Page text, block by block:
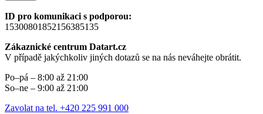
ID pro komunikaci s podporou:
15300801852156385135
Zákaznické centrum Datart.cz
V případě jakýchkoliv jiných dotazů se na nás neváhejte obrátit.
Po–pá – 8:00 až 21:00
So–ne – 9:00 až 21:00
Zavolat na tel. +420 225 991 000